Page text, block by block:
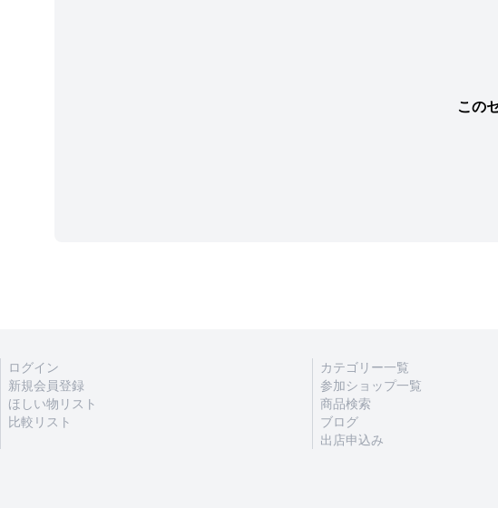
この
ログイン
新規会員登録
ほしい物リスト
比較リスト
カテゴリー一覧
参加ショップ一覧
商品検索
ブログ
出店申込み